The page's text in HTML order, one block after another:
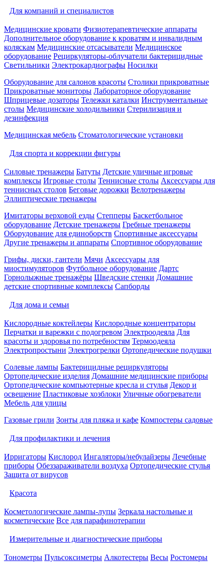
Для компаний и специалистов
Медицинские кровати Физиотерапевтические аппараты
Дополнительное оборудование к кроватям и инвалидным
коляскам Медицинские отсасыватели Медицинское
оборудование Рециркуляторы-облучатели бактерицидные
Светильники Электрокардиографы Носилки
Оборудование для салонов красоты Столики прикроватные
Прикроватные мониторы Лабораторное оборудование
Шприцевые дозаторы Тележки каталки Инструментальные
столы Медицинские холодильники Стерилизация и
дезинфекция
Медицинская мебель Стоматологические установки
Для спорта и коррекции фигуры
Силовые тренажеры Батуты Детские уличные игровые
комплексы Игровые столы Теннисные столы Аксессуары для
теннисных столов Беговые дорожки Велотренажеры
Эллиптические тренажеры
Имитаторы верховой езды Степперы Баскетбольное
оборудование Детские тренажеры Гребные тренажеры
Оборудование для единоборств Спортивные аксессуары
Другие тренажеры и аппараты Спортивное оборудование
Грифы, диски, гантели Мячи Аксессуары для
миостимуляторов Футбольное оборудование Дартс
Горнолыжные тренажёры Шведские стенки Домашние
детские спортивные комплексы Сапборды
Для дома и семьи
Кислородные коктейлеры Кислородные концентраторы
Перчатки и варежки с подогревом Электроодеяла Для
красоты и здоровья по потребностям Термоодеяла
Электропростыни Электрогрелки Ортопедические подушки
Солевые лампы Бактерицидные рециркуляторы
Ортопедические изделия Домашние медицинские приборы
Ортопедические компьютерные кресла и стулья Декор и
освещение Пластиковые хозблоки Уличные обогреватели
Мебель для улицы
Газовые грили Зонты для пляжа и кафе Компостеры садовые
Для профилактики и лечения
Ирригаторы Кислород Ингаляторы/небулайзеры Лечебные
приборы Обеззараживатели воздуха Ортопедические стулья
Защита от вирусов
Красота
Косметологические лампы-лупы Зеркала настольные и
косметические Все для парафинотерапии
Измерительные и диагностические приборы
Тонометры Пульсоксиметры Алкотестеры Весы Ростомеры